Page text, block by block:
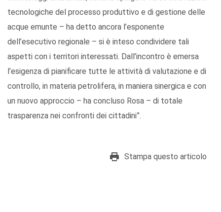
tecnologiche del processo produttivo e di gestione delle
acque emunte – ha detto ancora l’esponente
dell’esecutivo regionale – si è inteso condividere tali
aspetti con i territori interessati. Dall’incontro è emersa
l’esigenza di pianificare tutte le attività di valutazione e di
controllo, in materia petrolifera, in maniera sinergica e con
un nuovo approccio – ha concluso Rosa – di totale
trasparenza nei confronti dei cittadini”.
Stampa questo articolo